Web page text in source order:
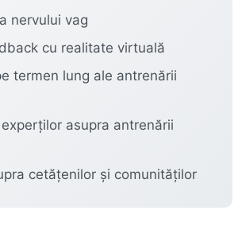
nervului vag
cu realitate virtuală
termen lung ale antrenării
asupra antrenării
cetățenilor și comunităților